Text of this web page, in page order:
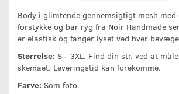
Body i glimtende gennemsigtigt mesh
forstykke og bar ryg fra Noir Handmade
er elastisk og fanger lyset ved hver
Størrelse: S - 3XL. Find din str. ved at
skemaet. Leveringstid kan forekomme.
Farve: Som foto.